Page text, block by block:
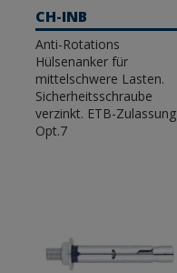
CH-INB
Anti-Rotations
Hülsenanker für
mittelschwere Lasten.
Sicherheitsschraube
verzinkt. ETB-Zulassung
Opt.7